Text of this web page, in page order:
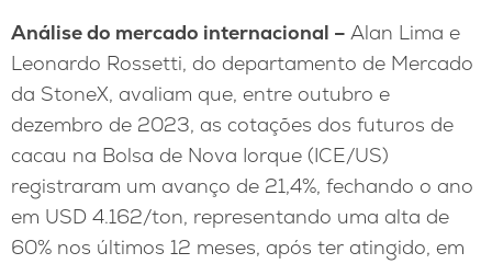
Análise do mercado internacional – Alan Lima e
Leonardo Rossetti, do departamento de Mercado
da StoneX, avaliam que, entre outubro e
dezembro de 2023, as cotações dos futuros de
cacau na Bolsa de Nova Iorque (ICE/US)
registraram um avanço de 21,4%, fechando o ano
em USD 4.162/ton, representando uma alta de
60% nos últimos 12 meses, após ter atingido, em